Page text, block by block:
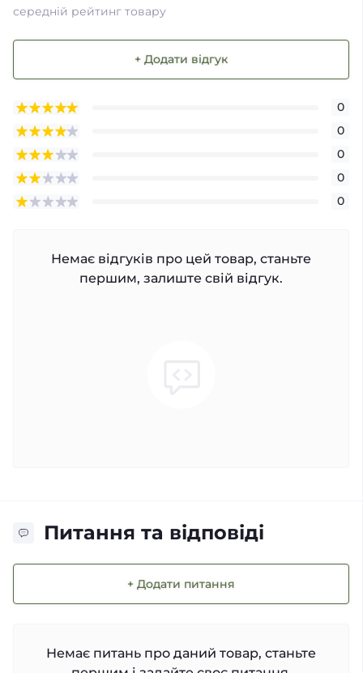
середній рейтинг товару
+ Додати відгук
0
0
0
0
0
Немає відгуків про цей товар, станьте
першим, залиште свій відгук.
Питання та відповіді
+ Додати питання
Немає питань про даний товар, станьте